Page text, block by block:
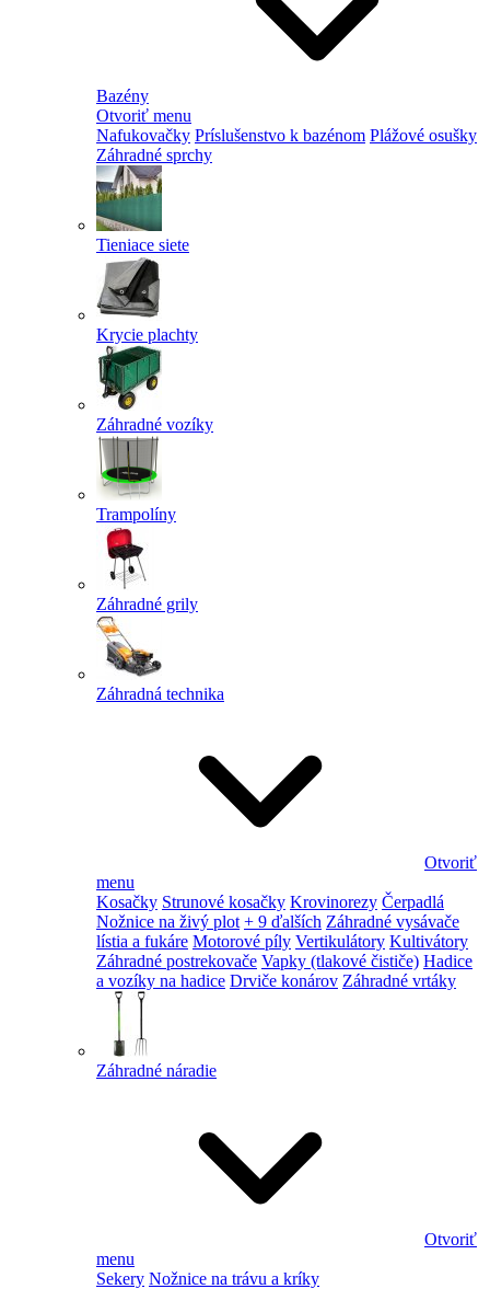
Bazény
Otvoriť menu
Nafukovačky Príslušenstvo k bazénom Plážové osušky
Záhradné sprchy
Tieniace siete
Krycie plachty
Záhradné vozíky
Trampolíny
Záhradné grily
Záhradná technika
Otvoriť
menu
Kosačky Strunové kosačky Krovinorezy Čerpadlá
Nožnice na živý plot + 9 ďalších Záhradné vysávače
lístia a fukáre Motorové píly Vertikulátory Kultivátory
Záhradné postrekovače Vapky (tlakové čističe) Hadice
a vozíky na hadice Drviče konárov Záhradné vrtáky
Záhradné náradie
Otvoriť
menu
Sekery Nožnice na trávu a kríky